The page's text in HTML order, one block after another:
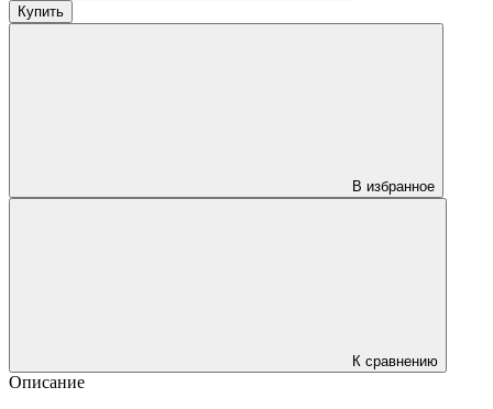
Купить
В избранное
К сравнению
Описание